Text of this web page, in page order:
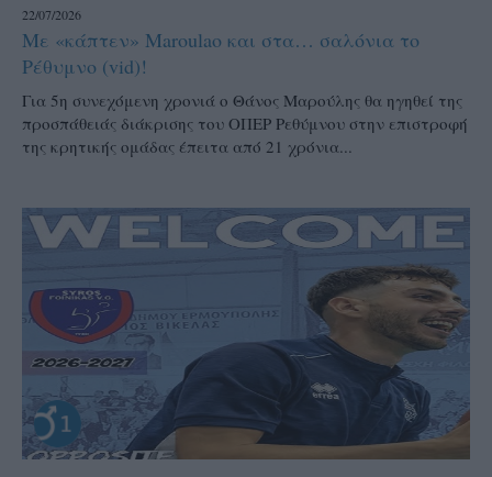
22/07/2026
Με «κάπτεν» Maroulao και στα… σαλόνια το
Ρέθυμνο (vid)!
Για 5η συνεχόμενη χρονιά ο Θάνος Μαρούλης θα ηγηθεί της
προσπάθειάς διάκρισης του ΟΠΕΡ Ρεθύμνου στην επιστροφή
της κρητικής ομάδας έπειτα από 21 χρόνια...